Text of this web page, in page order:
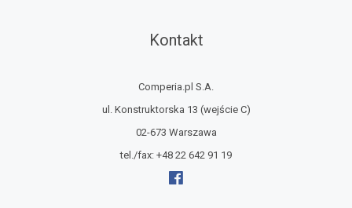
Kontakt
Comperia.pl S.A.
ul. Konstruktorska 13 (wejście C)
02-673 Warszawa
tel./fax: +48 22 642 91 19